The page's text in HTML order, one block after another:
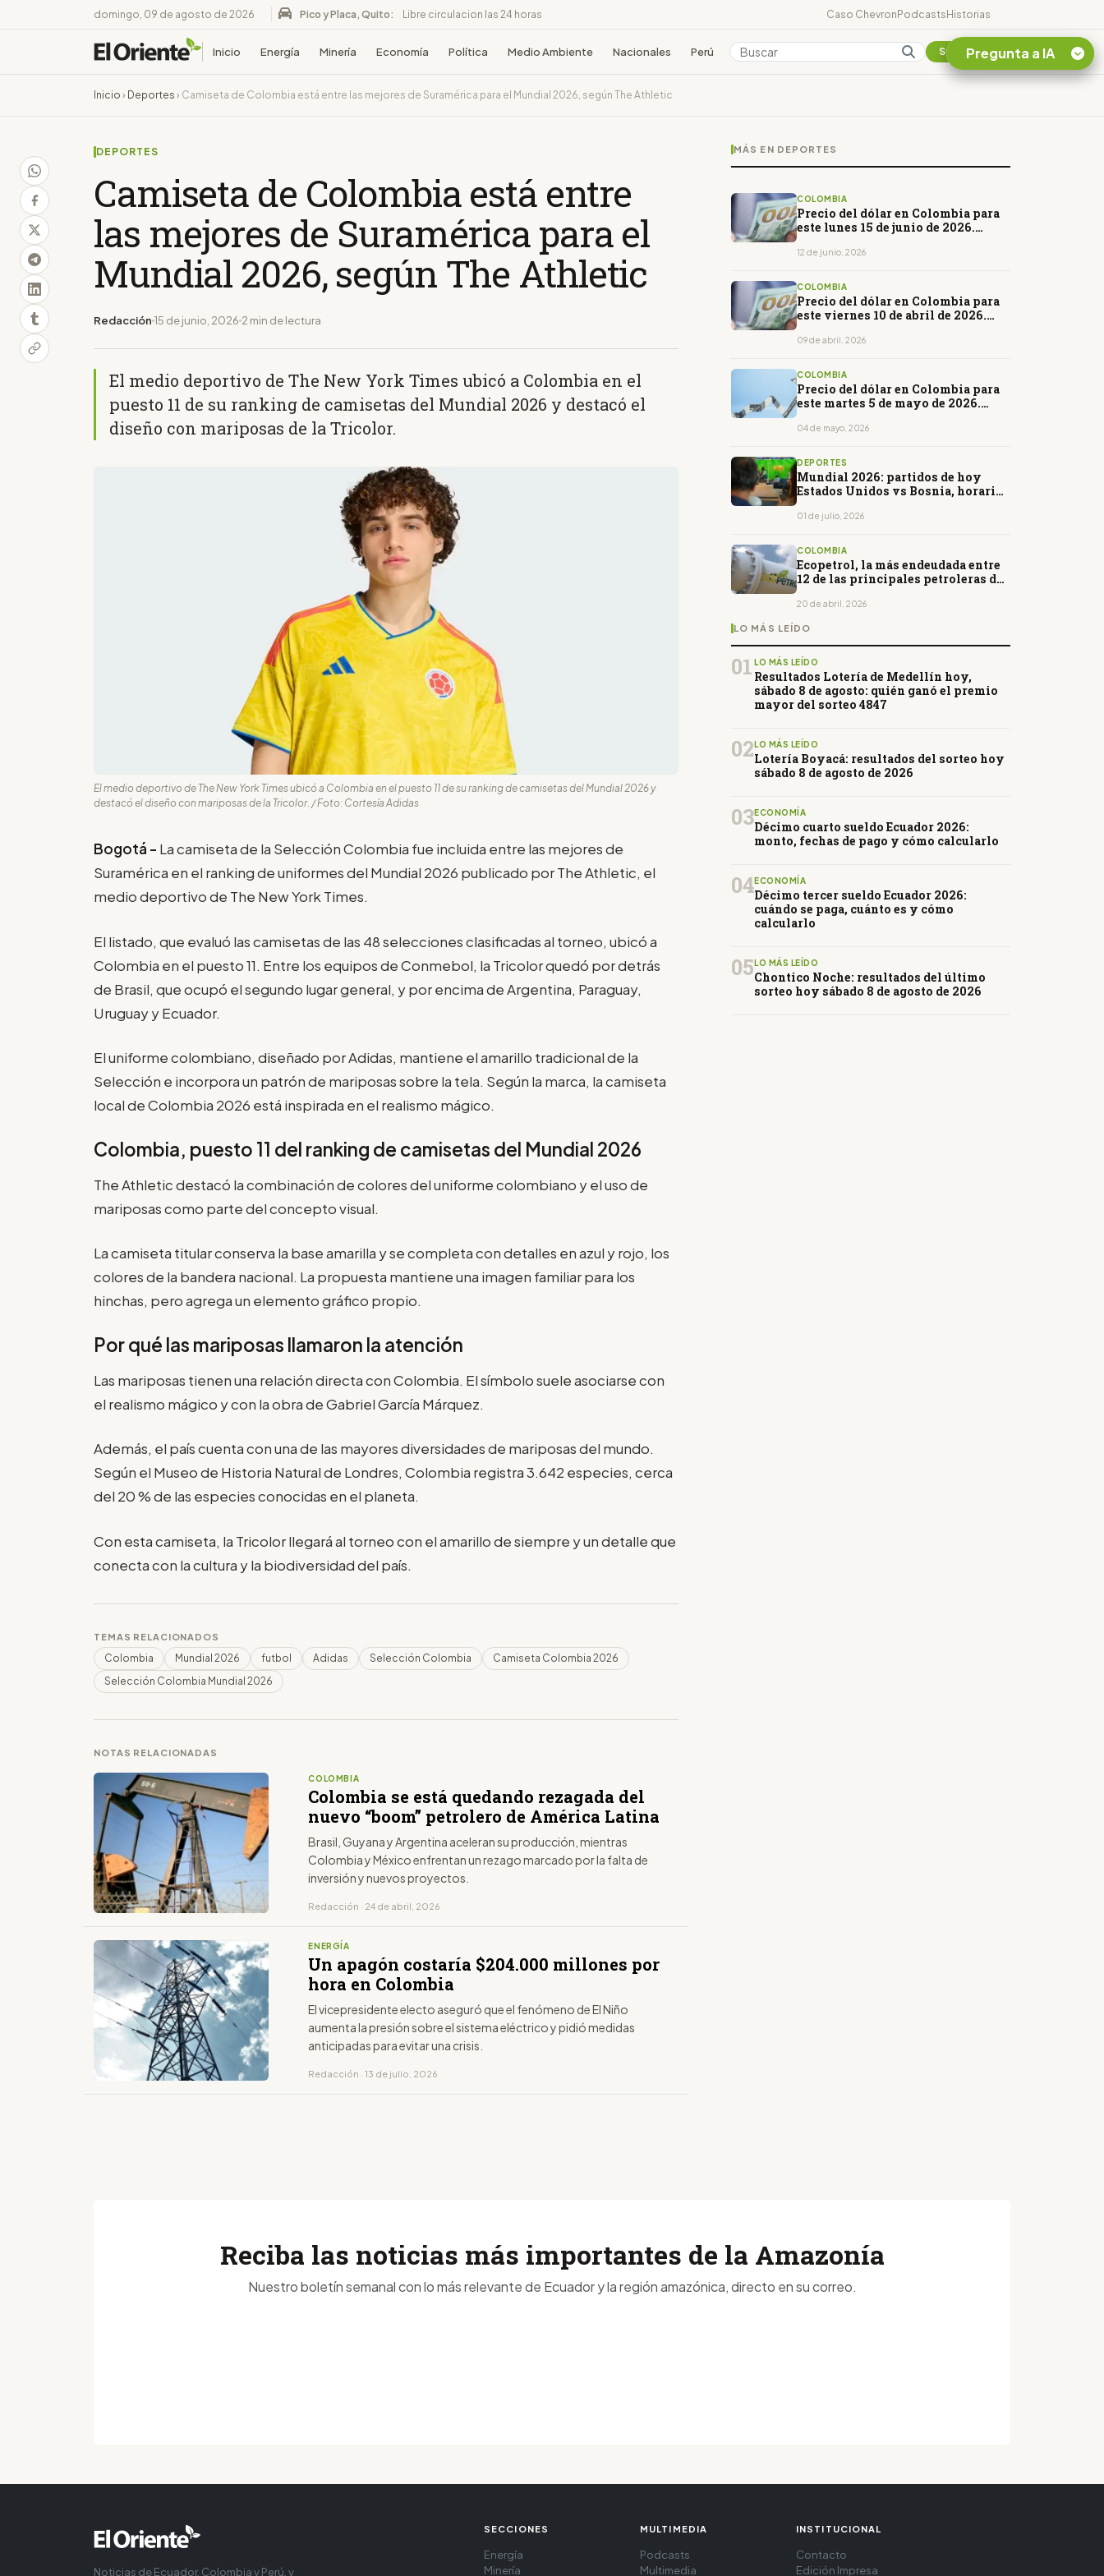
domingo, 09 de agosto de 2026 Pico y Placa, Quito: Libre circulacion las 24 horas Caso ChevronPodcastsHistorias
Inicio Energía Minería Economía Política Medio Ambiente Nacionales Perú Colombia Suscribirse
Inicio › Deportes › Camiseta de Colombia está entre las mejores de Suramérica para el Mundial 2026, según The Athletic
DEPORTES
Camiseta de Colombia está entre
las mejores de Suramérica para el
Mundial 2026, según The Athletic
Redacción 15 de junio, 2026 2 min de lectura
El medio deportivo de The New York Times ubicó a Colombia en el
puesto 11 de su ranking de camisetas del Mundial 2026 y destacó el
diseño con mariposas de la Tricolor.
El medio deportivo de The New York Times ubicó a Colombia en el puesto 11 de su ranking de camisetas del Mundial 2026 y
destacó el diseño con mariposas de la Tricolor. / Foto: Cortesía Adidas
Bogotá - La camiseta de la Selección Colombia fue incluida entre las mejores de
Suramérica en el ranking de uniformes del Mundial 2026 publicado por The Athletic, el
medio deportivo de The New York Times.
El listado, que evaluó las camisetas de las 48 selecciones clasificadas al torneo, ubicó a
Colombia en el puesto 11. Entre los equipos de Conmebol, la Tricolor quedó por detrás
de Brasil, que ocupó el segundo lugar general, y por encima de Argentina, Paraguay,
Uruguay y Ecuador.
El uniforme colombiano, diseñado por Adidas, mantiene el amarillo tradicional de la
Selección e incorpora un patrón de mariposas sobre la tela. Según la marca, la camiseta
local de Colombia 2026 está inspirada en el realismo mágico.
Colombia, puesto 11 del ranking de camisetas del Mundial 2026
The Athletic destacó la combinación de colores del uniforme colombiano y el uso de
mariposas como parte del concepto visual.
La camiseta titular conserva la base amarilla y se completa con detalles en azul y rojo, los
colores de la bandera nacional. La propuesta mantiene una imagen familiar para los
hinchas, pero agrega un elemento gráfico propio.
Por qué las mariposas llamaron la atención
Las mariposas tienen una relación directa con Colombia. El símbolo suele asociarse con
el realismo mágico y con la obra de Gabriel García Márquez.
Además, el país cuenta con una de las mayores diversidades de mariposas del mundo.
Según el Museo de Historia Natural de Londres, Colombia registra 3.642 especies, cerca
del 20 % de las especies conocidas en el planeta.
Con esta camiseta, la Tricolor llegará al torneo con el amarillo de siempre y un detalle que
conecta con la cultura y la biodiversidad del país.
TEMAS RELACIONADOS
Colombia Mundial 2026 futbol Adidas Selección Colombia
Camiseta Colombia 2026
Selección Colombia Mundial 2026
NOTAS RELACIONADAS
COLOMBIA
Colombia se está quedando rezagada del
nuevo “boom” petrolero de América Latina
Brasil, Guyana y Argentina aceleran su producción, mientras
Colombia y México enfrentan un rezago marcado por la falta de
inversión y nuevos proyectos.
Redacción · 24 de abril, 2026
ENERGÍA
Un apagón costaría $204.000 millones por
hora en Colombia
El vicepresidente electo aseguró que el fenómeno de El Niño
aumenta la presión sobre el sistema eléctrico y pidió medidas
anticipadas para evitar una crisis.
Redacción · 13 de julio, 2026
MÁS EN DEPORTES
COLOMBIA
Precio del dólar en Colombia para
este lunes 15 de junio de 2026.
12 de junio, 2026
COLOMBIA
Precio del dólar en Colombia para
este viernes 10 de abril de 2026.
09 de abril, 2026
COLOMBIA
Precio del dólar en Colombia para
este martes 5 de mayo de 2026.
04 de mayo, 2026
DEPORTES
Mundial 2026: partidos de hoy
Estados Unidos vs Bosnia, horarios
01 de julio, 2026
COLOMBIA
Ecopetrol, la más endeudada entre
12 de las principales petroleras del
20 de abril, 2026
LO MÁS LEÍDO
01 LO MÁS LEÍDO
Resultados Lotería de Medellín hoy,
sábado 8 de agosto: quién ganó el premio
mayor del sorteo 4847
02 LO MÁS LEÍDO
Lotería Boyacá: resultados del sorteo hoy
sábado 8 de agosto de 2026
03ECONOMÍA
Décimo cuarto sueldo Ecuador 2026:
monto, fechas de pago y cómo calcularlo
04ECONOMÍA
Décimo tercer sueldo Ecuador 2026:
cuándo se paga, cuánto es y cómo
calcularlo
05 LO MÁS LEÍDO
Chontico Noche: resultados del último
sorteo hoy sábado 8 de agosto de 2026
Pregunta a IA
¿En que consiste la
Reciba las noticias más importantes de la Amazonía
Nuestro boletín semanal con lo más relevante de Ecuador y la región amazónica, directo en su correo.
Noticias de Ecuador, Colombia y Perú, y
SECCIONES
Energía
Minería
MULTIMEDIA
Podcasts
Multimedia
INSTITUCIONAL
Contacto
Edición Impresa